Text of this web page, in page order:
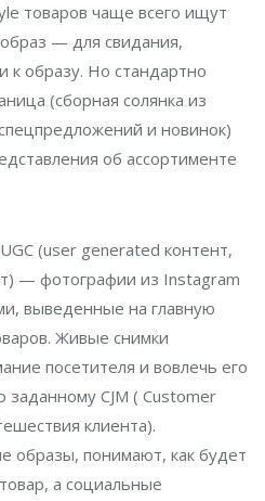
товаров чаще всего ищут
— для свидания,
к образу. Но стандартно
(сборная солянка из
и новинок)
об ассортименте
(user generated контент,
— фотографии из Instagram
выведенные на главную
Живые снимки
посетителя и вовлечь его
заданному CJM ( Customer
клиента).
образы, понимают, как будет
а социальные